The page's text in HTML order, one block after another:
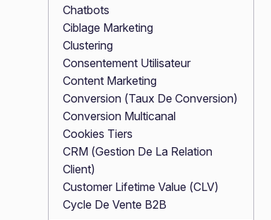
Chatbots
Ciblage Marketing
Clustering
Consentement Utilisateur
Content Marketing
Conversion (Taux De Conversion)
Conversion Multicanal
Cookies Tiers
CRM (Gestion De La Relation
Client)
Customer Lifetime Value (CLV)
Cycle De Vente B2B